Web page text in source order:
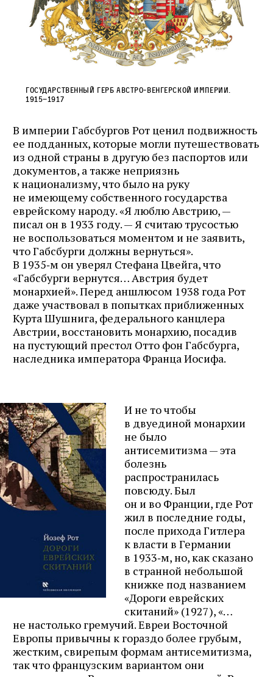
Государственный герб Австро‑Венгерской империи.
1915–1917
В империи Габсбургов Рот ценил подвижность
ее подданных, которые могли путешествовать
из одной страны в другую без паспортов или
документов, а также неприязнь
к национализму, что было на руку
не имеющему собственного государства
еврейскому народу. «Я люблю Австрию, —
писал он в 1933 году. — Я считаю трусостью
не воспользоваться моментом и не заявить,
что Габсбурги должны вернуться».
В 1935‑м он уверял Стефана Цвейга, что
«Габсбурги вернутся… Австрия будет
монархией». Перед аншлюсом 1938 года Рот
даже участвовал в попытках приближенных
Курта Шушнига, федерального канцлера
Австрии, восстановить монархию, посадив
на пустующий престол Отто фон Габсбурга,
наследника императора Франца Иосифа.
И не то чтобы
в двуединой монархии
не было
антисемитизма — эта
болезнь
распространилась
повсюду. Был
он и во Франции, где Рот
жил в последние годы,
после прихода Гитлера
к власти в Германии
в 1933‑м, но, как сказано
в странной небольшой
книжке под названием
«Дороги еврейских
скитаний» (1927), «…
не настолько гремучий. Евреи Восточной
Европы привычны к гораздо более грубым,
жестким, свирепым формам антисемитизма,
так что французским вариантом они
Журнал ЛЕХАИМ в вашем
email
Подпишитесь на рассылку журнала ЛЕХАИМ и получайте
самые интересные публикации с сайта по электронной